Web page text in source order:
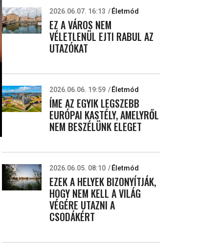
2026.06.07. 16:13 Életmód
EZ A VÁROS NEM
VÉLETLENÜL EJTI RABUL AZ
UTAZÓKAT
2026.06.06. 19:59 Életmód
ÍME AZ EGYIK LEGSZEBB
EURÓPAI KASTÉLY, AMELYRŐL
NEM BESZÉLÜNK ELEGET
2026.06.05. 08:10 Életmód
EZEK A HELYEK BIZONYÍTJÁK,
HOGY NEM KELL A VILÁG
VÉGÉRE UTAZNI A
CSODÁKÉRT